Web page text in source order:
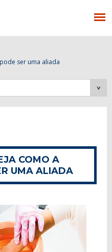
ser uma aliada
COMO A
UMA ALIADA